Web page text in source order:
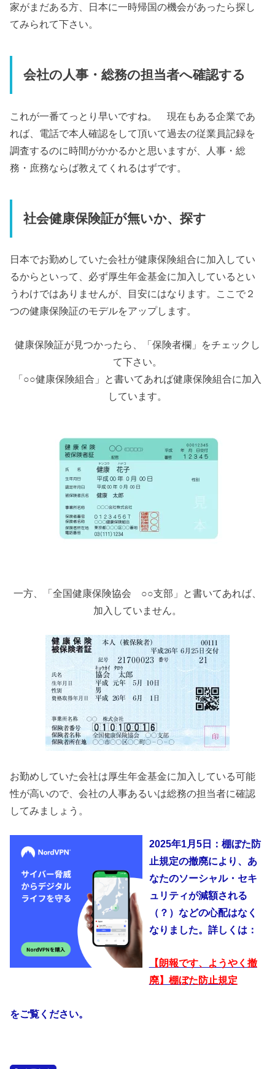
家がまだある方、日本に一時帰国の機会があったら探し
てみられて下さい。
会社の人事・総務の担当者へ確認する
これが一番てっとり早いですね。 現在もある企業であ
れば、電話で本人確認をして頂いて過去の従業員記録を
調査するのに時間がかかるかと思いますが、人事・総
務・庶務ならば教えてくれるはずです。
社会健康保険証が無いか、探す
日本でお勤めしていた会社が健康保険組合に加入してい
るからといって、必ず厚生年金基金に加入しているとい
うわけではありませんが、目安にはなります。ここで２
つの健康保険証のモデルをアップします。
健康保険証が見つかったら、「保険者欄」をチェックし
て下さい。
「○○健康保険組合」と書いてあれば健康保険組合に加入
しています。
一方、「全国健康保険協会 ○○支部」と書いてあれば、
加入していません。
お勤めしていた会社は厚生年金基金に加入している可能
性が高いので、会社の人事あるいは総務の担当者に確認
してみましょう。
2025年1月5日：棚ぼた防
止規定の撤廃により、あ
なたのソーシャル・セキ
ュリティが減額される
（？）などの心配はなく
なりました。詳しくは：
【朗報です、ようやく撤
廃】棚ぼた防止規定
をご覧ください。